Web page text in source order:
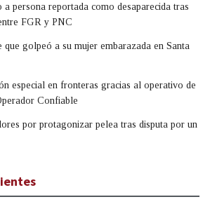
persona reportada como desaparecida tras
FGR y PNC
golpeó a su mujer embarazada en Santa
especial en fronteras gracias al operativo de
Confiable
por protagonizar pelea tras disputa por un